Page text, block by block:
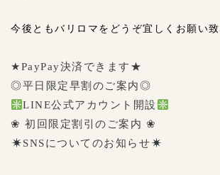
今後ともバリロマを どうぞ宜しくお願い
★PayPay決済できます★
◎平日限定早割のご案内◎
LINE公式アカウント開設
❀ 初回限定割引のご案内 ❀
SNSについてのお知らせ